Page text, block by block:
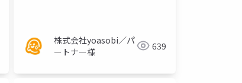
株式会社yoasobi／パ
ートナー様
639